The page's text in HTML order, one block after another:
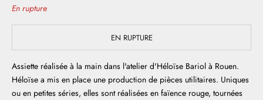
En rupture
EN RUPTURE
Assiette réalisée à la main dans l'atelier d'Héloïse Bariol à Rouen.
Héloïse a mis en place une production de pièces utilitaires. Uniques
ou en petites séries, elles sont réalisées en faïence rouge, tournées